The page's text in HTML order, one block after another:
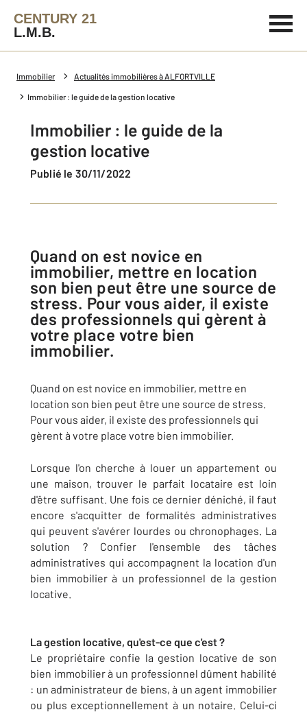
CENTURY 21
L.M.B.
Immobilier Actualités immobilières à ALFORTVILLE
Immobilier : le guide de la gestion locative
Immobilier : le guide de la
gestion locative
Publié le 30/11/2022
Quand on est novice en
immobilier, mettre en location
son bien peut être une source de
stress. Pour vous aider, il existe
des professionnels qui gèrent à
votre place votre bien
immobilier.
Quand on est novice en immobilier, mettre en
location son bien peut être une source de stress.
Pour vous aider, il existe des professionnels qui
gèrent à votre place votre bien immobilier.
Lorsque l'on cherche à louer un appartement ou
une maison, trouver le parfait locataire est loin
d'être suffisant. Une fois ce dernier déniché, il faut
encore s'acquitter de formalités administratives
qui peuvent s'avérer lourdes ou chronophages. La
solution ? Confier l'ensemble des tâches
administratives qui accompagnent la location d'un
bien immobilier à un professionnel de la gestion
locative.
La gestion locative, qu'est-ce que c'est ?
Le propriétaire confie la gestion locative de son
bien immobilier à un professionnel dûment habilité
: un administrateur de biens, à un agent immobilier
ou plus exceptionnellement à un notaire. Celui-ci